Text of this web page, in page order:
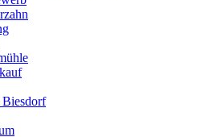
Biesdorf